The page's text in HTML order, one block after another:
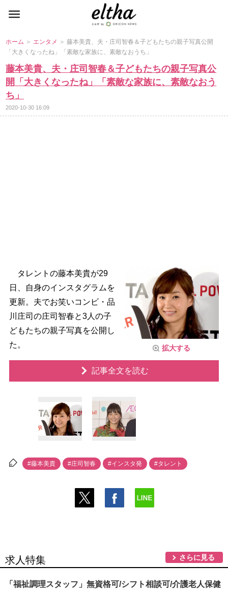
ホーム ＞ エンタメ ＞ 藤本美貴、夫・庄司智春＆子どもたちの親子写真公開
「大きくなったね」「素敵な家族に、素敵なおうち」
藤本美貴、夫・庄司智春＆子どもたちの親子写真公
開「大きくなったね」「素敵な家族に、素敵なおう
ち」
2020-10-30 16:09
拡大する
タレントの藤本美貴が29
日、自身のインスタグラムを
更新。夫でお笑いコンビ・品
川庄司の庄司智春と3人の子
どもたちの親子写真を公開し
た。
記事全文を読む
#藤本美貴 #庄司智春 #インスタ発 #タレント
求人特集 さらに見る
「福祉調理スタッフ」無資格可/シフト相談可/介護老人保健